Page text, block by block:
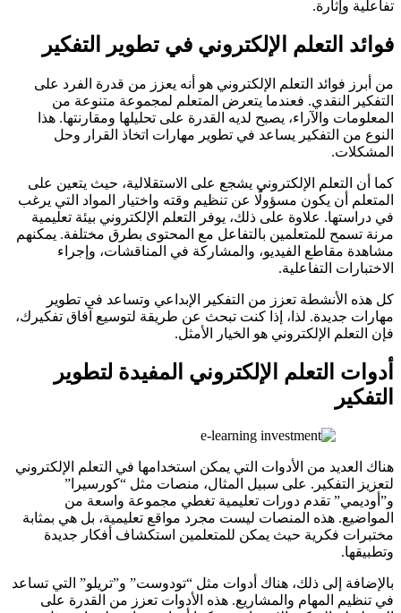
تفاعلية وإثارة.
فوائد التعلم الإلكتروني في تطوير التفكير
من أبرز فوائد التعلم الإلكتروني هو أنه يعزز من قدرة الفرد على
التفكير النقدي. فعندما يتعرض المتعلم لمجموعة متنوعة من
المعلومات والآراء، يصبح لديه القدرة على تحليلها ومقارنتها. هذا
النوع من التفكير يساعد في تطوير مهارات اتخاذ القرار وحل
المشكلات.
كما أن التعلم الإلكتروني يشجع على الاستقلالية، حيث يتعين على
المتعلم أن يكون مسؤولًا عن تنظيم وقته واختيار المواد التي يرغب
في دراستها. علاوة على ذلك، يوفر التعلم الإلكتروني بيئة تعليمية
مرنة تسمح للمتعلمين بالتفاعل مع المحتوى بطرق مختلفة. يمكنهم
مشاهدة مقاطع الفيديو، والمشاركة في المناقشات، وإجراء
الاختبارات التفاعلية.
كل هذه الأنشطة تعزز من التفكير الإبداعي وتساعد في تطوير
مهارات جديدة. لذا، إذا كنت تبحث عن طريقة لتوسيع آفاق تفكيرك،
فإن التعلم الإلكتروني هو الخيار الأمثل.
أدوات التعلم الإلكتروني المفيدة لتطوير
التفكير
هناك العديد من الأدوات التي يمكن استخدامها في التعلم الإلكتروني
لتعزيز التفكير. على سبيل المثال، منصات مثل “كورسيرا”
و”أوديمي” تقدم دورات تعليمية تغطي مجموعة واسعة من
المواضيع. هذه المنصات ليست مجرد مواقع تعليمية، بل هي بمثابة
مختبرات فكرية حيث يمكن للمتعلمين استكشاف أفكار جديدة
وتطبيقها.
بالإضافة إلى ذلك، هناك أدوات مثل “تودوست” و”تريلو” التي تساعد
في تنظيم المهام والمشاريع. هذه الأدوات تعزز من القدرة على